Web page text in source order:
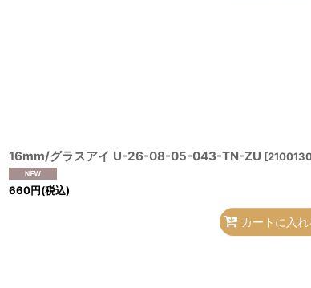
16mm/グラスアイ U-26-08-05-043-TN-ZU [
660円(税込)
カートに入れ